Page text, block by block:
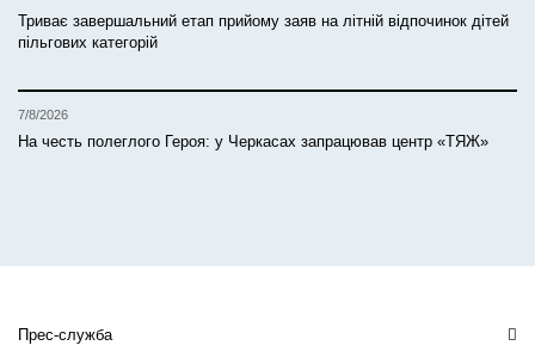
Триває завершальний етап прийому заяв на літній відпочинок дітей
пільгових категорій
7/8/2026
На честь полеглого Героя: у Черкасах запрацював центр «ТЯЖ»
Прес-служба